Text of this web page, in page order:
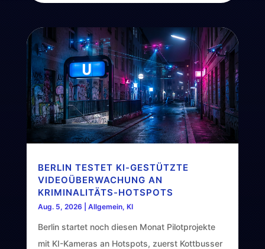
BERLIN TESTET KI-GESTÜTZTE
VIDEOÜBERWACHUNG AN
KRIMINALITÄTS-HOTSPOTS
Aug. 5, 2026 Allgemein, KI
Berlin startet noch diesen Monat Pilotprojekte
mit KI-Kameras an Hotspots, zuerst Kottbusser